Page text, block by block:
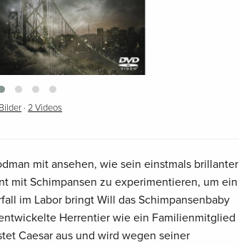
·2 Videos
mit ansehen, wie sein einstmals brillanter
mit Schimpansen zu experimentieren, um ein
im Labor bringt Will das Schimpansenbaby
Herrentier wie ein Familienmitglied
Caesar aus und wird wegen seiner